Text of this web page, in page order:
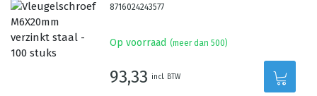
8716024243577
Op voorraad (meer dan 500)
93,33 incl. BTW